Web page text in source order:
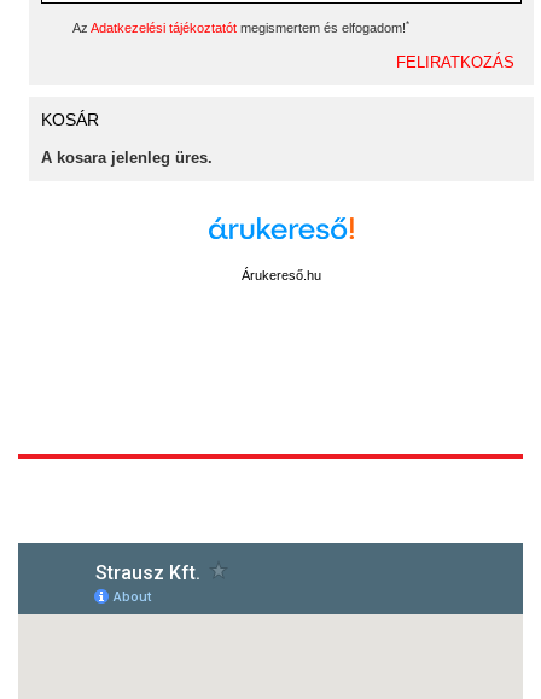
Az Adatkezelési tájékoztatót megismertem és elfogadom!*
KOSÁR
A kosara jelenleg üres.
Árukereső.hu